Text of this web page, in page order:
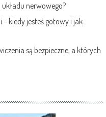
nerwowego?
kiedy jesteś gotowy i jak
są bezpieczne, a których